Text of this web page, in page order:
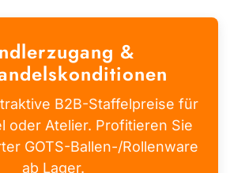
&
B2B-Staffelpreise für
oder Atelier. Profitieren Sie
GOTS-Ballen-/Rollenware
ab Lager.